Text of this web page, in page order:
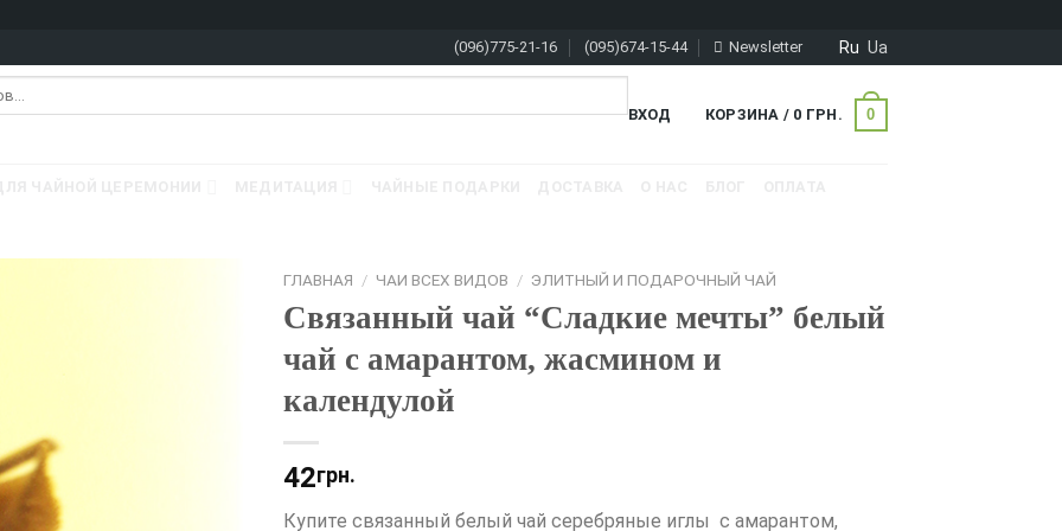
(096)775-21-16 (095)674-15-44 Newsletter Ru Ua
ВХОД КОРЗИНА / 0 ГРН. 0
ГЛАВНАЯ / ЧАИ ВСЕХ ВИДОВ / ЭЛИТНЫЙ И ПОДАРОЧНЫЙ ЧАЙ
Связанный чай “Сладкие мечты” белый
чай с амарантом, жасмином и
календулой
42грн.
Купите связанный белый чай серебряные иглы с амарантом,